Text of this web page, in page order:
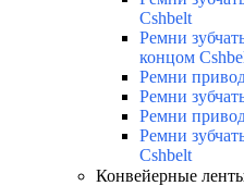
Cshbelt
Ремни
концом
Ремни
Ремни
Ремни
Ремни
Cshbelt
Конвейерные